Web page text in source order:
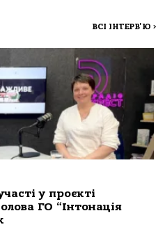
ВСІ ІНТЕРВ'Ю >
у проєкті
ГО “Інтонація